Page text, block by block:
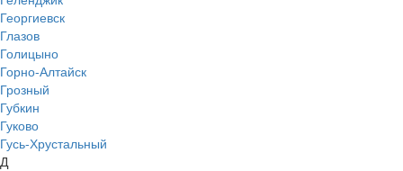
Георгиевск
Глазов
Голицыно
Горно-Алтайск
Грозный
Губкин
Гуково
Гусь-Хрустальный
Д